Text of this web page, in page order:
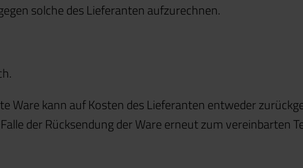
solche des Lieferanten aufzurechnen.
Ware kann auf Kosten des Lieferanten entweder
der Rücksendung der Ware erneut zum vereinbarten